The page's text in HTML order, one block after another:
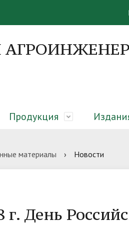
Руководство
Диссертационные советы
Абитуриенту
Продукция
Оборудование для
Монографии
материалы › Новости
г. День